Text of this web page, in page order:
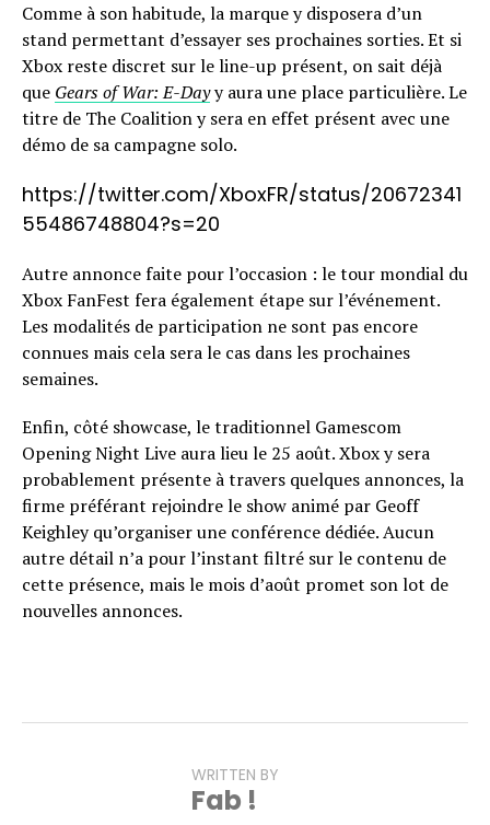
Comme à son habitude, la marque y disposera d’un
stand permettant d’essayer ses prochaines sorties. Et si
Xbox reste discret sur le line-up présent, on sait déjà
que Gears of War: E-Dayy aura une place particulière. Le
titre de The Coalition y sera en effet présent avec une
démo de sa campagne solo.
https://twitter.com/XboxFR/status/20672341
55486748804?s=20
Autre annonce faite pour l’occasion : le tour mondial du
Xbox FanFest fera également étape sur l’événement.
Les modalités de participation ne sont pas encore
connues mais cela sera le cas dans les prochaines
semaines.
Enfin, côté showcase, le traditionnel Gamescom
Opening Night Live aura lieu le 25 août. Xbox y sera
probablement présente à travers quelques annonces, la
firme préférant rejoindre le show animé par Geoff
Keighley qu’organiser une conférence dédiée. Aucun
autre détail n’a pour l’instant filtré sur le contenu de
cette présence, mais le mois d’août promet son lot de
nouvelles annonces.
WRITTEN BY
Fab !